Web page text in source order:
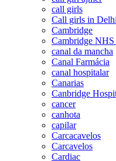
call girls
Call girls in Delhi
Cambridge
Cambridge
canal da mancha
Canal Farmácia
canal hospitalar
Canarias
Canbridge
cancer
canhota
capilar
Carcacavelos
Carcavelos
Cardiac